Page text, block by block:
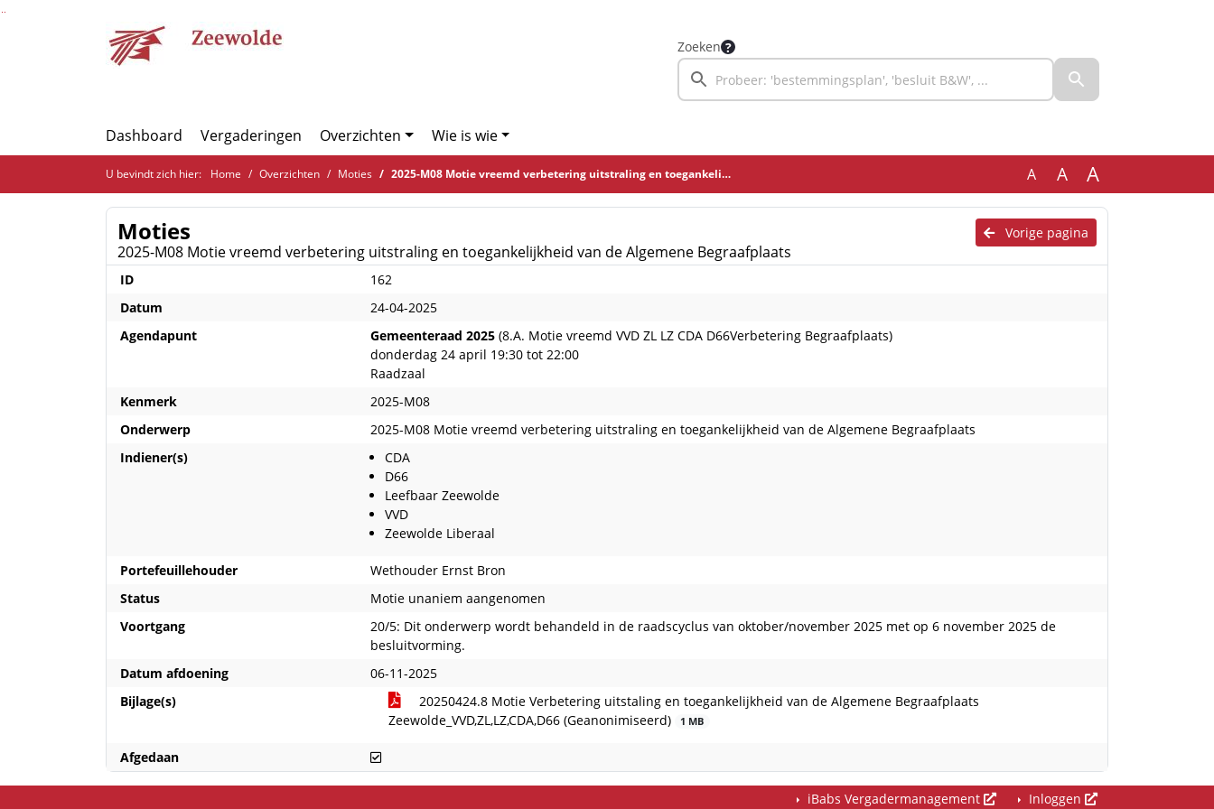
Ga naar de inhoud van deze pagina
Zoeken
Dashboard Vergaderingen Overzichten Wie is wie
U bevindt zich hier: Home Overzichten Moties 2025-M08 Motie vreemd verbetering uitstraling en toegankelijkheid van de Algemene Begraafplaats A A A
Vorige pagina
Moties
2025-M08 Motie vreemd verbetering uitstraling en toegankelijkheid van de Algemene Begraafplaats
ID
162
Datum
24-04-2025
Agendapunt
Gemeenteraad 2025 (8.A. Motie vreemd VVD ZL LZ CDA D66Verbetering Begraafplaats)
donderdag 24 april 19:30 tot 22:00
Raadzaal
Kenmerk
2025-M08
Onderwerp
2025-M08 Motie vreemd verbetering uitstraling en toegankelijkheid van de Algemene Begraafplaats
Indiener(s)
CDA
D66
Leefbaar Zeewolde
VVD
Zeewolde Liberaal
Portefeuillehouder
Wethouder Ernst Bron
Status
Motie unaniem aangenomen
Voortgang
20/5: Dit onderwerp wordt behandeld in de raadscyclus van oktober/november 2025 met op 6 november 2025 de
besluitvorming.
Datum afdoening
06-11-2025
Bijlage(s)
20250424.8 Motie Verbetering uitstaling en toegankelijkheid van de Algemene Begraafplaats
Zeewolde_VVD,ZL,LZ,CDA,D66 (Geanonimiseerd)
1 MB
Afgedaan Afgedaan
iBabs Vergadermanagement Inloggen